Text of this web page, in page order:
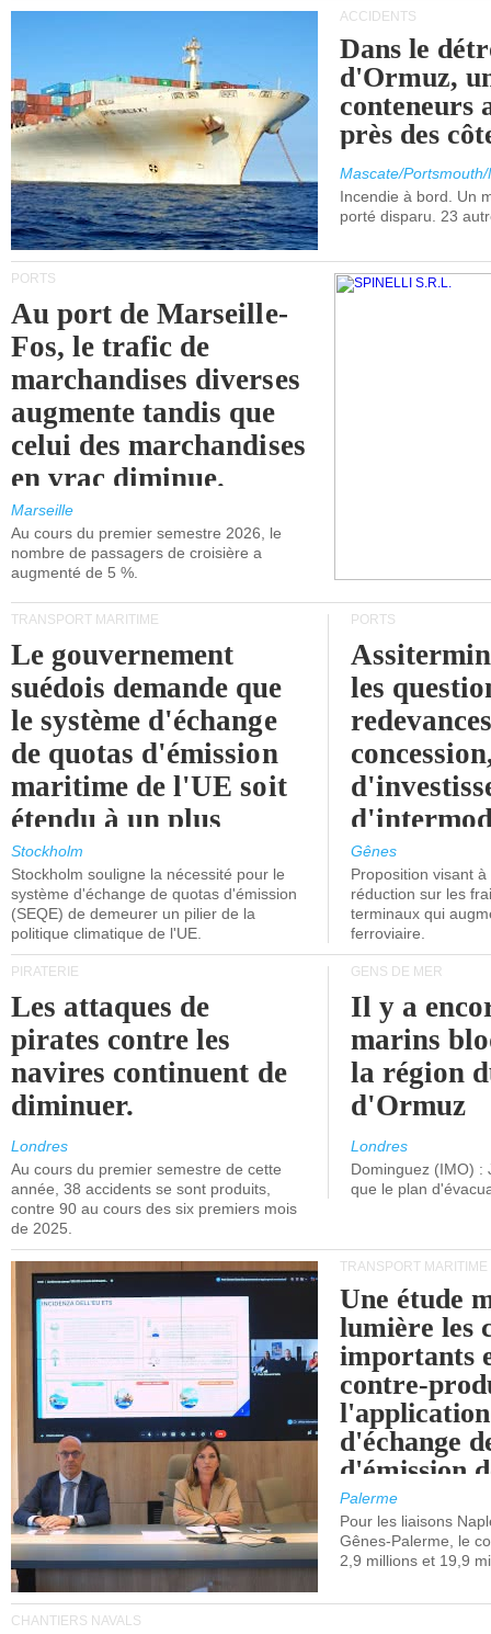
ACCIDENTS
Dans le
d'Ormuz,
conteneurs
près des
Mascate/
Incendie à bord. Un
porté disparu. 23
PORTS
Au port de Marseille-
Fos, le trafic de
marchandises diverses
augmente tandis que
celui des marchandises
en vrac diminue.
Marseille
Au cours du premier semestre 2026, le
nombre de passagers de croisière a
augmenté de 5 %.
TRANSPORT MARITIME
Le gouvernement
suédois demande que
le système d'échange
de quotas d'émission
maritime de l'UE soit
étendu à un plus
grand nombre de
navires.
Stockholm
Stockholm souligne la nécessité pour le
système d'échange de quotas d'émission
(SEQE) de demeurer un pilier de la
politique climatique de l'UE.
PORTS
les
l'attention
politiciens.
Gênes
Proposition visant
réduction sur les
terminaux qui
ferroviaire.
PIRATERIE
Les attaques de
pirates contre les
navires continuent de
diminuer.
Londres
Au cours du premier semestre de cette
année, 38 accidents se sont produits,
contre 90 au cours des six premiers mois
de 2025.
GENS DE MER
Il y a
marins
la région
d'Ormuz
Londres
Dominguez (IMO) :
que le plan
TRANSPORT MARITIME
Une étude
lumière les
importants
contre-
d'échange
d'émission
(SEQE-UE)
maritimes
occidentale.
Palerme
Pour les liaisons
Gênes-Palerme, le
2,9 millions et 19,9
CHANTIERS NAVALS